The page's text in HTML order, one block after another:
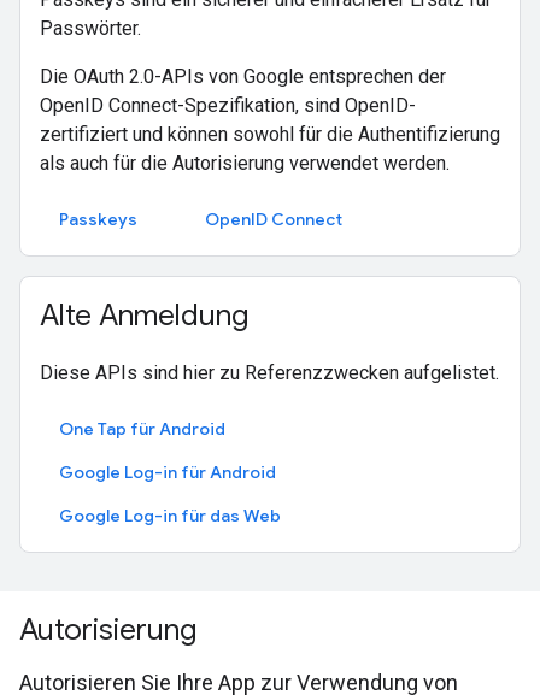
Passwörter.
Die OAuth 2.0-APIs von Google entsprechen der
OpenID Connect-Spezifikation, sind OpenID-
zertifiziert und können sowohl für die Authentifizierung
als auch für die Autorisierung verwendet werden.
Passkeys OpenID Connect
Alte Anmeldung
Diese APIs sind hier zu Referenzzwecken aufgelistet.
One Tap für Android
Google Log-in für Android
Google Log-in für das Web
Autorisierung
Autorisieren Sie Ihre App zur Verwendung von